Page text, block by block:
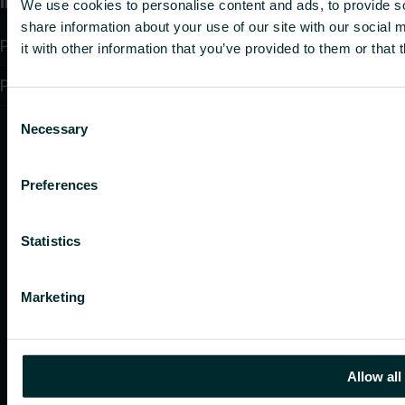
We use cookies to personalise content and ads, to provide
share information about your use of our site with our social
it with other information that you’ve provided to them or
Selection
Necessary
Preferences
Statistics
Marketing
Allow all
Privacy policy
Purchase terms and conditions